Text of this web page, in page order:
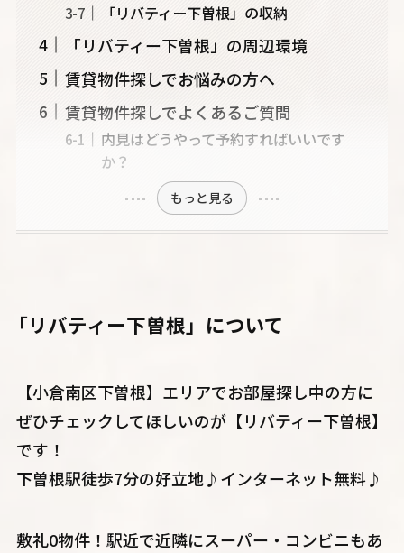
「リバティー下曽根」の収納
「リバティー下曽根」の周辺環境
賃貸物件探しでお悩みの方へ
賃貸物件探しでよくあるご質問
内見はどうやって予約すればいいです
か？
もっと見る
「リバティー下曽根」について
【小倉南区下曽根】エリアでお部屋探し中の方に
ぜひチェックしてほしいのが【リバティー下曽根】
です！
下曽根駅徒歩7分の好立地♪インターネット無料♪
敷礼0物件！駅近で近隣にスーパー・コンビニもあ